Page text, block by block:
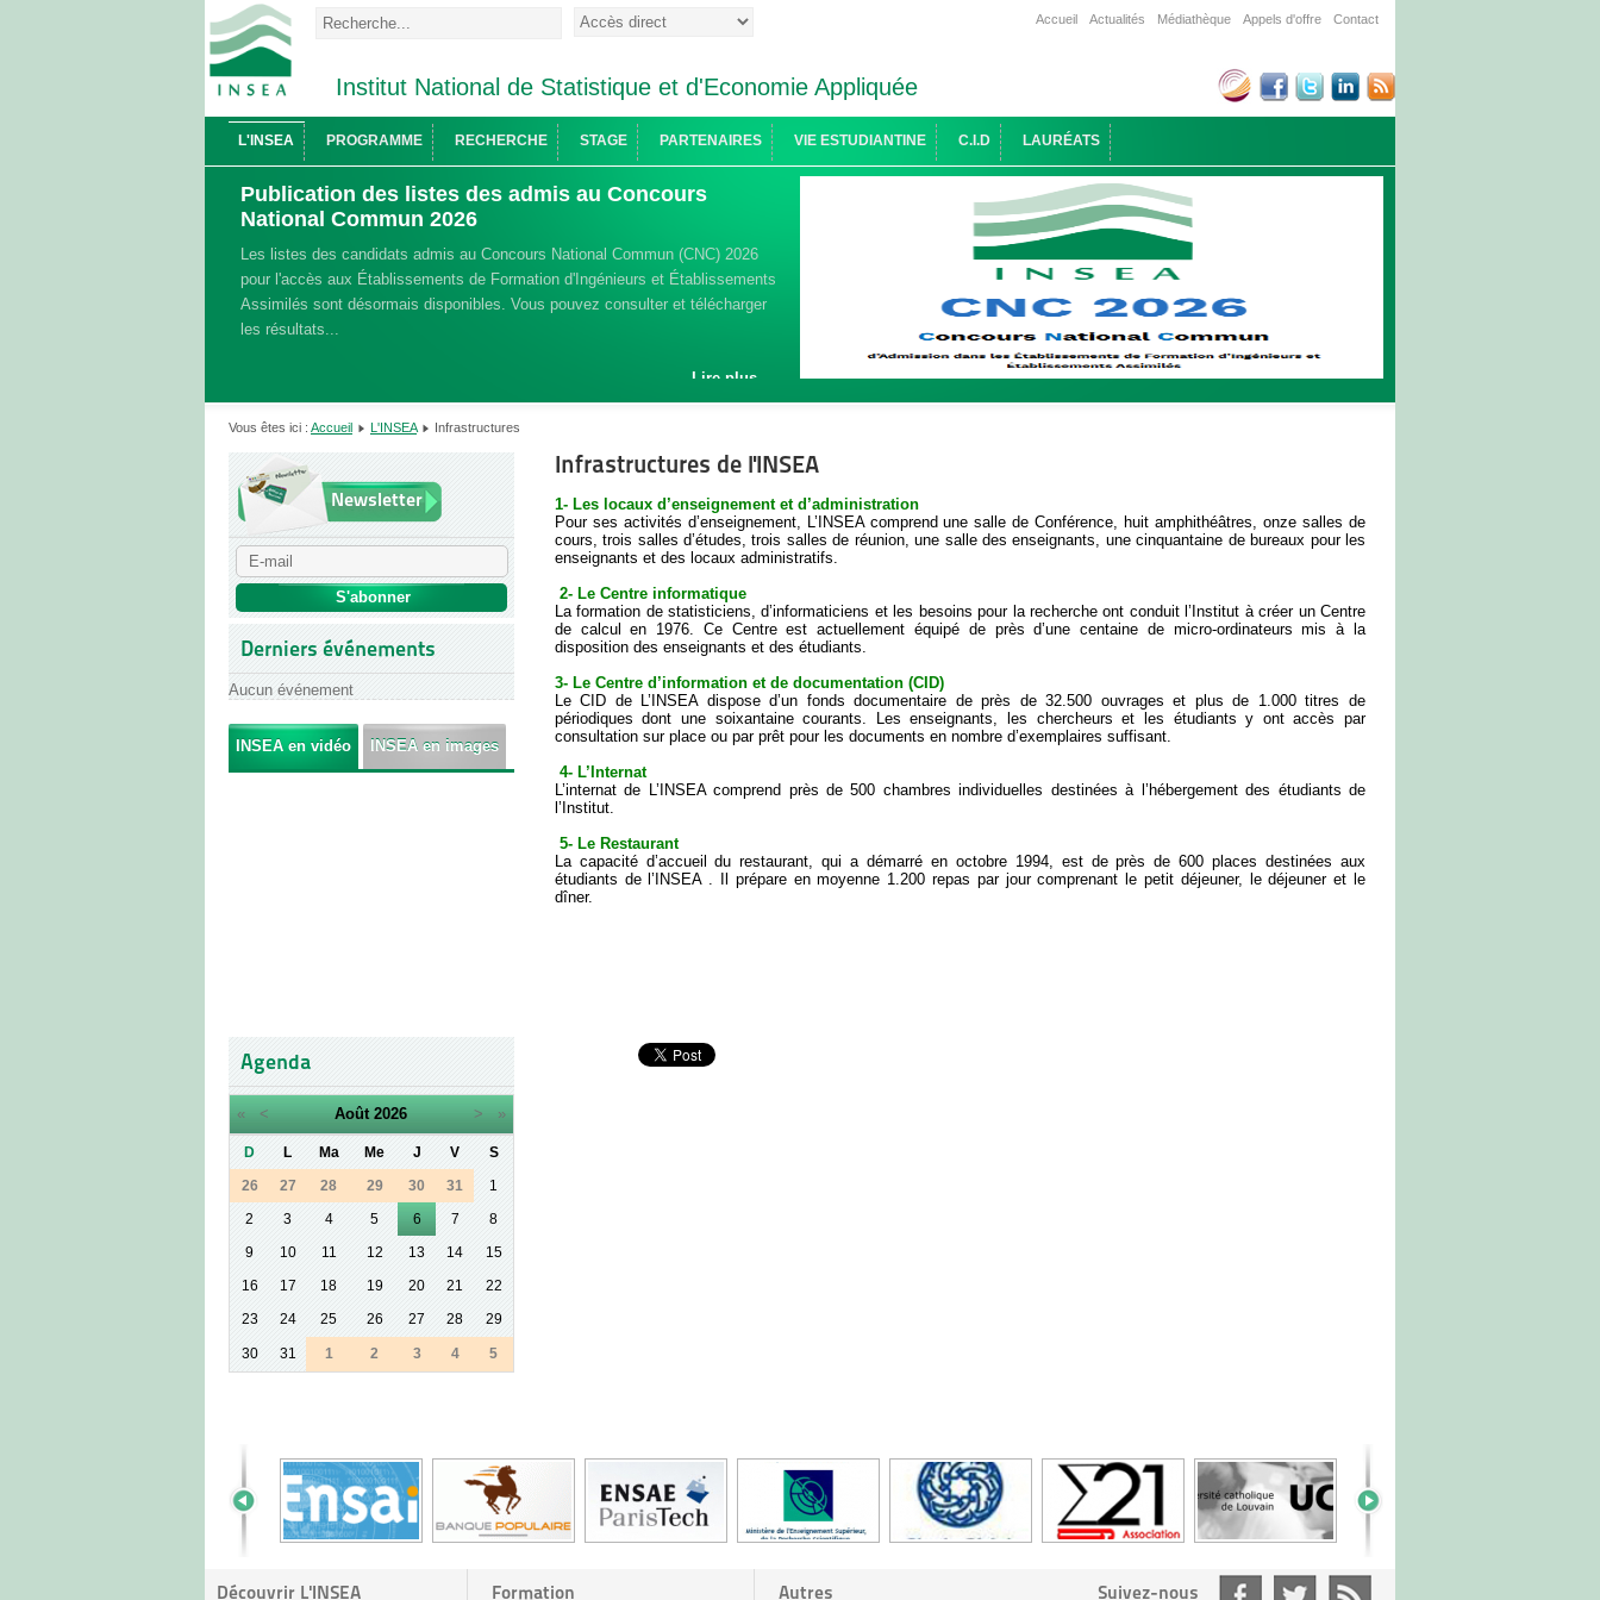
Accueil Actualités Médiathèque Appels d'offre Contact
Institut National de Statistique et d'Economie Appliquée
L'INSEA PROGRAMME RECHERCHE STAGE PARTENAIRES VIE ESTUDIANTINE C.I.D LAURÉATS
Publication des listes des admis au Concours
National Commun 2026
Les listes des candidats admis au Concours National Commun (CNC) 2026
pour l'accès aux Établissements de Formation d'Ingénieurs et Établissements
Assimilés sont désormais disponibles. Vous pouvez consulter et télécharger
les résultats...
Lire plus ...
Vous êtes ici : Accueil L'INSEA Infrastructures
Newsletter
Derniers événements
Aucun événement
INSEA en vidéo INSEA en images
Agenda
« < Août 2026 > »
D L Ma Me J V
S
26
27 28 29 30 31
1
2
3 4 5 6 7
8
9
10 11 12 13 14
15
16
17 18 19 20 21
22
23
24 25 26 27 28 29
30 31 1 2 3 4 5
Infrastructures de l'INSEA
1- Les locaux d’enseignement et d’administration
Pour ses activités d’enseignement, L’INSEA comprend une salle de Conférence, huit amphithéâtres, onze salles de
cours, trois salles d’études, trois salles de réunion, une salle des enseignants, une cinquantaine de bureaux pour les
enseignants et des locaux administratifs.
2- Le Centre informatique
La formation de statisticiens, d’informaticiens et les besoins pour la recherche ont conduit l’Institut à créer un Centre
de calcul en 1976. Ce Centre est actuellement équipé de près d’une centaine de micro-ordinateurs mis à la
disposition des enseignants et des étudiants.
3- Le Centre d’information et de documentation (CID)
Le CID de L’INSEA dispose d’un fonds documentaire de près de 32.500 ouvrages et plus de 1.000 titres de
périodiques dont une soixantaine courants. Les enseignants, les chercheurs et les étudiants y ont accès par
consultation sur place ou par prêt pour les documents en nombre d’exemplaires suffisant.
4- L’Internat
L’internat de L’INSEA comprend près de 500 chambres individuelles destinées à l’hébergement des étudiants de
l’Institut.
5- Le Restaurant
La capacité d’accueil du restaurant, qui a démarré en octobre 1994, est de près de 600 places destinées aux
étudiants de l’INSEA . Il prépare en moyenne 1.200 repas par jour comprenant le petit déjeuner, le déjeuner et le
dîner.
Découvrir L'INSEA Formation Autres Suivez-nous